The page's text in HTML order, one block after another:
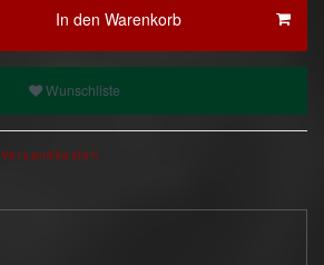
In den Warenkorb
Wunschliste
Versandkosten